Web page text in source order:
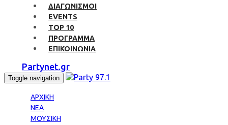
ΔΙΑΓΩΝΙΣΜΟΙ
EVENTS
TOP 10
ΠΡΟΓΡΑΜΜΑ
ΕΠΙΚΟΙΝΩΝΙΑ
Partynet.gr
Toggle navigation
ΑΡΧΙΚΗ
ΝΕΑ
ΜΟΥΣΙΚΗ